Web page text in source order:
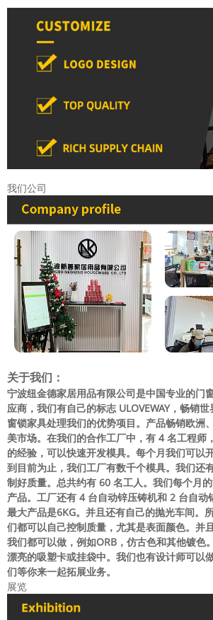
我们公司
关于我们：
宁波纽金德家居用品有限公司是中国专业的门
应商，我们有自己的标志 ULOVEWAY，畅销
窗锁家具处理我们的优势项目。产品畅销欧洲
美市场。在我们的合作工厂中，有 4 名工程师
的经验，可以快速开发模具。每个月我们可以
到目前为止，我们工厂有数千个模具。我们还
制好质量。总共约有 60 名工人。我们每个月
产品。工厂还有 4 台自动锌压铸机和 2 台自动
最大产品是6KG。并且还有自己的抛光车间。
们都可以自己控制质量，尤其是表面颜色。并
我们都可以做，例如ORB，仿古色和其他镀色
漂亮的吸塑卡或挂袋中。我们也有设计师可以
们等你来一起拓展业务。
展览